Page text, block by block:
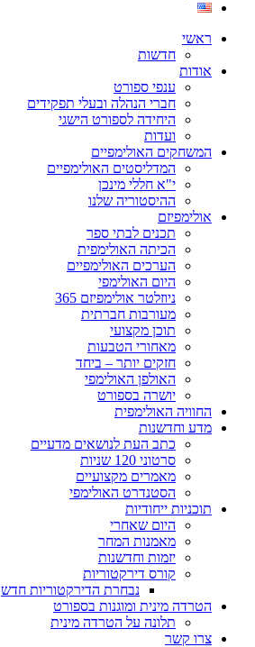
ראשי
חדשות
אודות
ענפי ספורט
חברי הנהלה ובעלי תפקידים
היחידה לספורט הישגי
ועדות
המשחקים האולימפיים
המדליסטים האולימפיים
י"א חללי מינכן
ההיסטוריה שלנו
אולימפיזם
תכנים לבתי ספר
הכיתה האולימפית
הערכים האולימפיים
היום האולימפי
ניוזלטר אולימפיזם 365
מעורבות חברתית
תוכן מקצועי
מאחורי הטבעות
חזקים יותר – ביחד
האולפן האולימפי
יושרה בספורט
החוויה האולימפית
מדע וחדשנות
כתב העת לנושאים מדעיים
סרטוני 120 שניות
מאמרים מקצועיים
הסטנדרט האולימפי
תוכניות ייחודיות
היום שאחרי
מאמנות המחר
יזמות וחדשנות
קורס דירקטוריות
נבחרת הדירקטוריות חדש
הטרדה מינית ומוגנות בספורט
תלונה על הטרדה מינית
צרו קשר